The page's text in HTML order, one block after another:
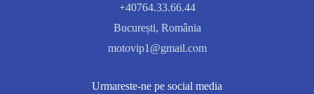
+40764.33.66.44
București, România
motovip1@gmail.com
Urmareste-ne pe social media